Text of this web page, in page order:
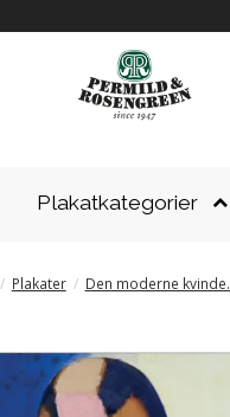
Plakatkategorier
/ Plakater / Den moderne